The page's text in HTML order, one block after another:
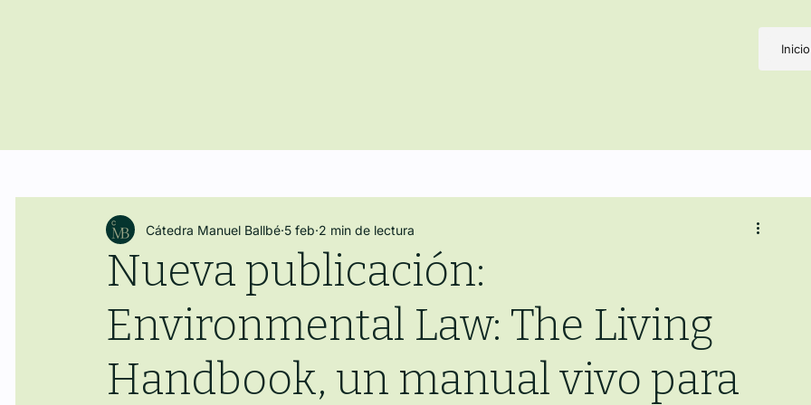
Inicio
Nueva publicación:
Environmental Law: The Living
Handbook, un manual vivo para
Cátedra Manuel Ballbé 5 feb 2 min de lectura